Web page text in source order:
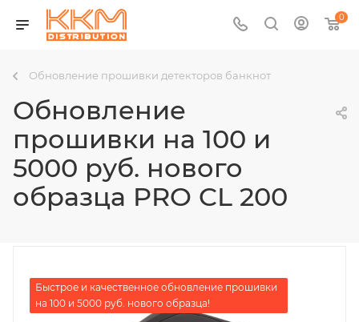
0
Обновление прошивки детекторов банкнот
Обновление
прошивки на 100 и
5000 руб. нового
образца PRO CL 200
Быстрое и качественное обновление прошивки
на 100 и 5000 руб. нового образца!